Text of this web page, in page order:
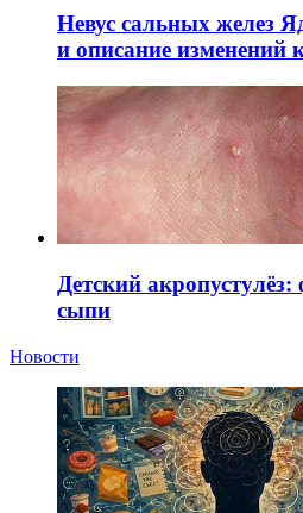
Невус сальных желез
и описание изменений
Детский
сыпи
Новости